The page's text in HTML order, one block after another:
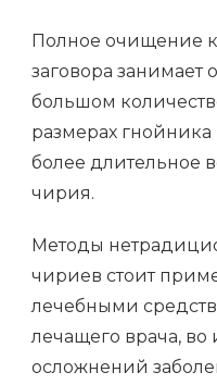
Полное очищение
заговора занимает
большом
размерах
более длительное
чирия.
Методы
чириев стоит
лечебными
лечащего врача, во
осложнений